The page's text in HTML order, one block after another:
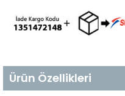
Ürün Özellikleri